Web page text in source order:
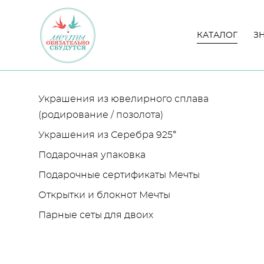
КАТАЛОГ
КАТАЛОГ
Украшения из ювелирного сплава
(родирование / позолота)
Украшения из Серебра 925°
Подарочная упаковка
Подарочные сертификаты Мечты
Открытки и блокнот Мечты
Парные сеты для двоих